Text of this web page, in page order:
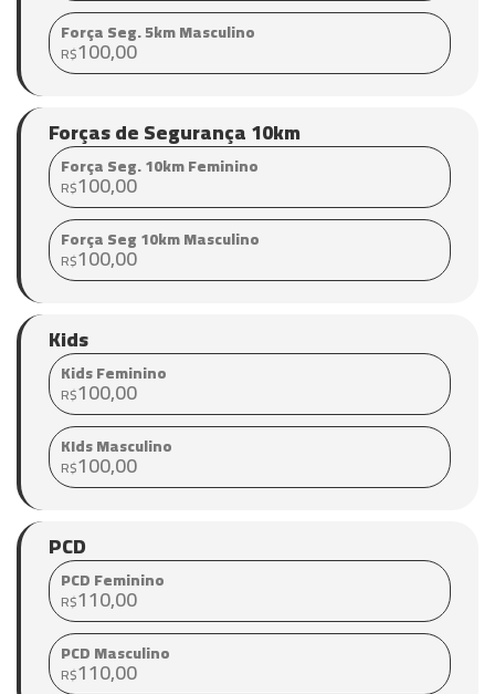
Força Seg. 5km Masculino
R$100,00
Forças de Segurança 10km
Força Seg. 10km Feminino
R$100,00
Força Seg 10km Masculino
R$100,00
Kids
Kids Feminino
R$100,00
KIds Masculino
R$100,00
PCD
PCD Feminino
R$110,00
PCD Masculino
R$110,00